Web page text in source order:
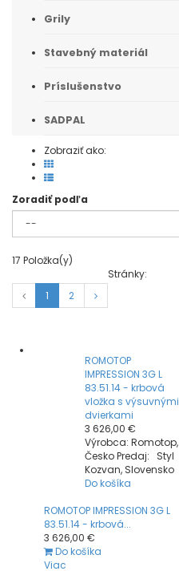
Grily
Stavebný materiál
Príslušenstvo
SADPAL
Zobraziť ako:
Zoradiť podľa
17 Položka(y)
1 2
Stránky:
ROMOTOP
IMPRESSION 3G L
83.51.14 - krbová
vložka s výsuvnými
dvierkami
3 626,00 €
Výrobca: Romotop,
Česko Predaj: Styl
Kozvan, Slovensko
Do košíka
ROMOTOP IMPRESSION 3G L
83.51.14 - krbová...
3 626,00 €
Do košíka
Viac